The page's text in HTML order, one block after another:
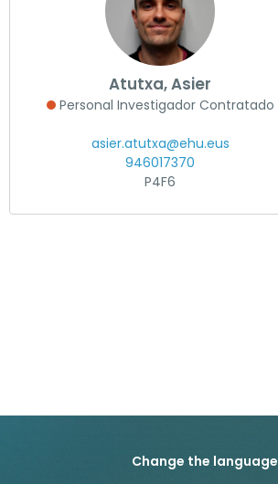
Atutxa, Asier
Personal Investigador Contratado
asier.atutxa@ehu.eus
946017370
P4F6
Change the language